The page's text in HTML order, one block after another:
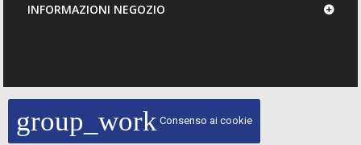
group_work Consenso ai cookie
INFORMAZIONI NEGOZIO